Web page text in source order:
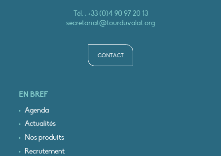
Tél. :+33 (0)4 90 97 20 13
secretariat@tourduvalat.org
CONTACT
EN BREF
Agenda
Actualités
Nos produits
Recrutement